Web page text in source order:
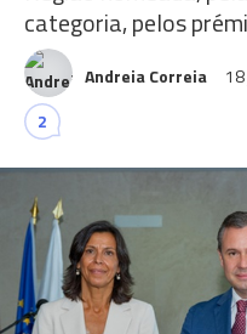
categoria, pelos
Andreia Correia
2